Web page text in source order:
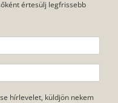
értesülj legfrissebb
hírlevelet, küldjön nekem